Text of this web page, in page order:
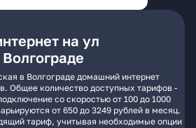
на ул
в Волгограде домашний интернет
Общее количество доступных тарифов -
со скоростью от 100 до 1000
от 650 до 3249 рублей в месяц.
тариф, учитывая необходимые опции